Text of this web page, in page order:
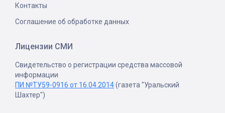
Контакты
Соглашение об обработке данных
Лицензии СМИ
Свидетельство о регистрации средства массовой
информации
ПИ №ТУ59-0916 от 16.04.2014(газета "Уральский
Шахтер")